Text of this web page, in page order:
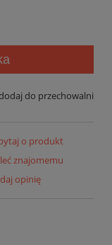
do przechowalni
o produkt
znajomemu
opinię